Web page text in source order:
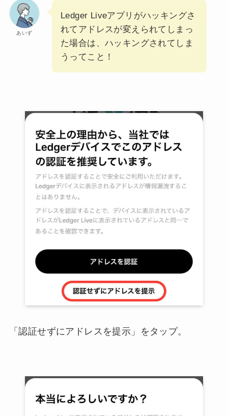
あいず
Ledger Liveアプリがハッキングさ
れてアドレスが変えられてしまっ
た場合は、ハッキングされてしま
うってこと！
「認証せずにアドレスを提示」をタップ。